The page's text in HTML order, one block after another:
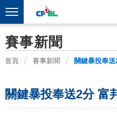
賽事新聞
首頁 賽事新聞 關鍵暴投奉
關鍵暴投奉送2分 富